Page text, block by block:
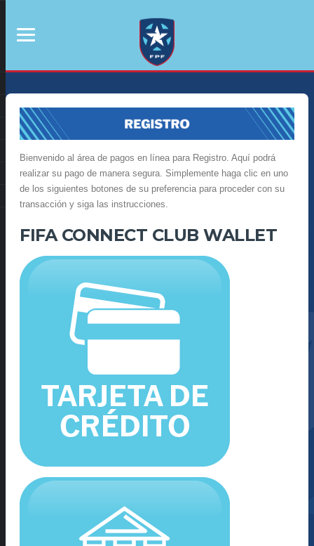
Bienvenido al área de pagos en línea para Registro. Aquí podrá
realizar su pago de manera segura. Simplemente haga clic en uno
de los siguientes botones de su preferencia para proceder con su
transacción y siga las instrucciones.
FIFA CONNECT CLUB WALLET